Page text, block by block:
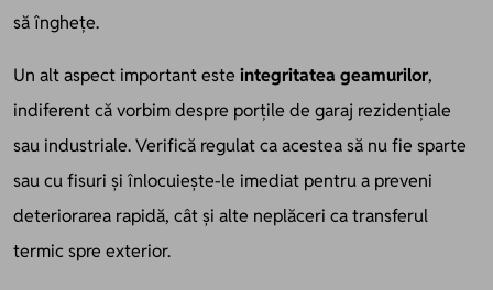
să înghețe.
Un alt aspect important este integritatea geamurilor,
indiferent că vorbim despre porțile de garaj rezidențiale
sau industriale. Verifică regulat ca acestea să nu fie sparte
sau cu fisuri și înlocuiește-le imediat pentru a preveni
deteriorarea rapidă, cât și alte neplăceri ca transferul
termic spre exterior.